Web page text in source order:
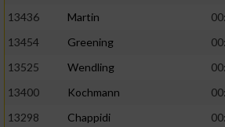
13436
Martin
13454
Greening
13525
Wendling
13400
Kochmann
13298
Chappidi